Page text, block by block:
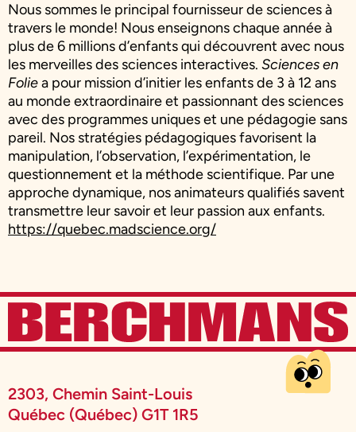
Nous sommes le principal fournisseur de sciences à
travers le monde! Nous enseignons chaque année à
plus de 6 millions d’enfants qui découvrent avec nous
les merveilles des sciences interactives. Sciences en
Foliea pour mission d’initier les enfants de 3 à 12 ans
au monde extraordinaire et passionnant des sciences
avec des programmes uniques et une pédagogie sans
pareil. Nos stratégies pédagogiques favorisent la
manipulation, l’observation, l’expérimentation, le
questionnement et la méthode scientifique. Par une
approche dynamique, nos animateurs qualifiés savent
transmettre leur savoir et leur passion aux enfants.
https://quebec.madscience.org/
2303, Chemin Saint-Louis
Québec (Québec) G1T 1R5